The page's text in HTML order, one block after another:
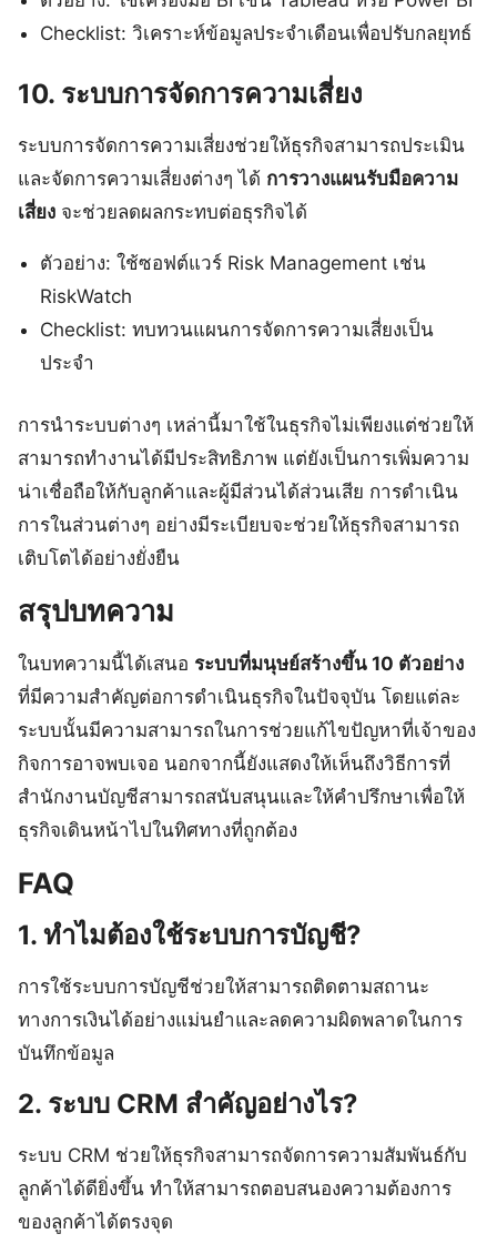
Checklist: วิเคราะห์ข้อมูลประจำเดือนเพื่อปรับกลยุทธ์
10. ระบบการจัดการความเสี่ยง
ระบบการจัดการความเสี่ยงช่วยให้ธุรกิจสามารถประเมิน
และจัดการความเสี่ยงต่างๆ ได้ การวางแผนรับมือความ
เสี่ยง จะช่วยลดผลกระทบต่อธุรกิจได้
ตัวอย่าง: ใช้ซอฟต์แวร์ Risk Management เช่น
RiskWatch
Checklist: ทบทวนแผนการจัดการความเสี่ยงเป็น
ประจำ
การนำระบบต่างๆ เหล่านี้มาใช้ในธุรกิจไม่เพียงแต่ช่วยให้
สามารถทำงานได้มีประสิทธิภาพ แต่ยังเป็นการเพิ่มความ
น่าเชื่อถือให้กับลูกค้าและผู้มีส่วนได้ส่วนเสีย การดำเนิน
การในส่วนต่างๆ อย่างมีระเบียบจะช่วยให้ธุรกิจสามารถ
เติบโตได้อย่างยั่งยืน
สรุปบทความ
ในบทความนี้ได้เสนอ ระบบที่มนุษย์สร้างขึ้น 10 ตัวอย่าง
ที่มีความสำคัญต่อการดำเนินธุรกิจในปัจจุบัน โดยแต่ละ
ระบบนั้นมีความสามารถในการช่วยแก้ไขปัญหาที่เจ้าของ
กิจการอาจพบเจอ นอกจากนี้ยังแสดงให้เห็นถึงวิธีการที่
สำนักงานบัญชีสามารถสนับสนุนและให้คำปรึกษาเพื่อให้
ธุรกิจเดินหน้าไปในทิศทางที่ถูกต้อง
FAQ
1. ทำไมต้องใช้ระบบการบัญชี?
การใช้ระบบการบัญชีช่วยให้สามารถติดตามสถานะ
ทางการเงินได้อย่างแม่นยำและลดความผิดพลาดในการ
บันทึกข้อมูล
2. ระบบ CRM สำคัญอย่างไร?
ระบบ CRM ช่วยให้ธุรกิจสามารถจัดการความสัมพันธ์กับ
ลูกค้าได้ดียิ่งขึ้น ทำให้สามารถตอบสนองความต้องการ
ของลูกค้าได้ตรงจุด